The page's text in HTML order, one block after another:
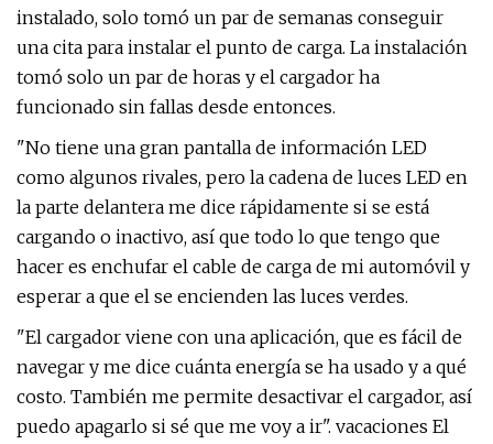
instalado, solo tomó un par de semanas conseguir
una cita para instalar el punto de carga. La instalación
tomó solo un par de horas y el cargador ha
funcionado sin fallas desde entonces.
"No tiene una gran pantalla de información LED
como algunos rivales, pero la cadena de luces LED en
la parte delantera me dice rápidamente si se está
cargando o inactivo, así que todo lo que tengo que
hacer es enchufar el cable de carga de mi automóvil y
esperar a que el se encienden las luces verdes.
"El cargador viene con una aplicación, que es fácil de
navegar y me dice cuánta energía se ha usado y a qué
costo. También me permite desactivar el cargador, así
puedo apagarlo si sé que me voy a ir". vacaciones El